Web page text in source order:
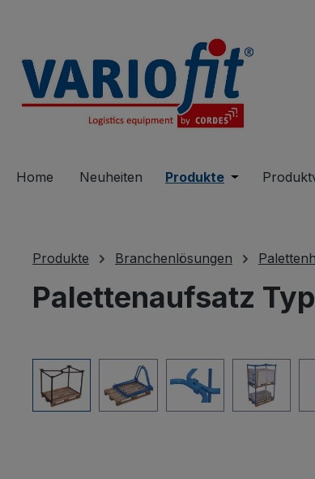
Home Neuheiten Produkte Öffne oder
Produkte Branchenlösungen
Palettenaufsatz
Bildergalerie überspringen